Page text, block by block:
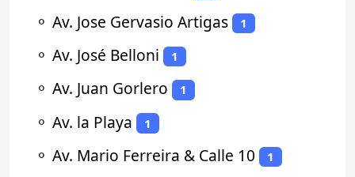
⚬ Av. Jose Gervasio Artigas 1
⚬ Av. José Belloni 1
⚬ Av. Juan Gorlero 1
⚬ Av. la Playa 1
⚬ Av. Mario Ferreira & Calle 10 1